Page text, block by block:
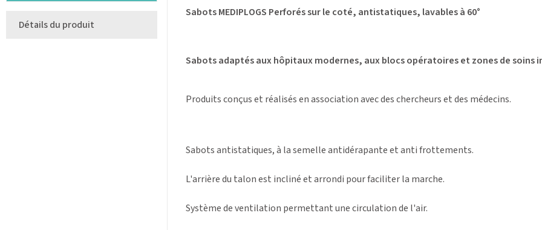
Détails du produit
Sabots MEDIPLOGS Perforés sur le coté, antistatiques, lavables à 60°
Sabots adaptés aux hôpitaux modernes, aux blocs opératoires et zones de soins
Produits conçus et réalisés en association avec des chercheurs et des médecins.
Sabots antistatiques, à la semelle antidérapante et anti frottements.
L'arrière du talon est incliné et arrondi pour faciliter la marche.
Système de ventilation permettant une circulation de l'air.